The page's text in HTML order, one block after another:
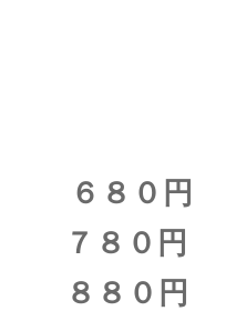
８０円
０円
８０円